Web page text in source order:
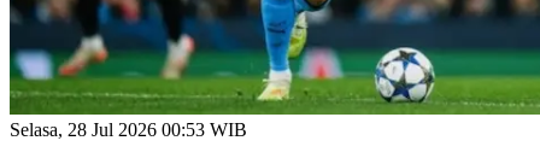
Selasa, 28 Jul 2026 00:53 WIB